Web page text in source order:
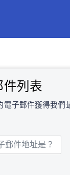
件列表
電子郵件獲得我們